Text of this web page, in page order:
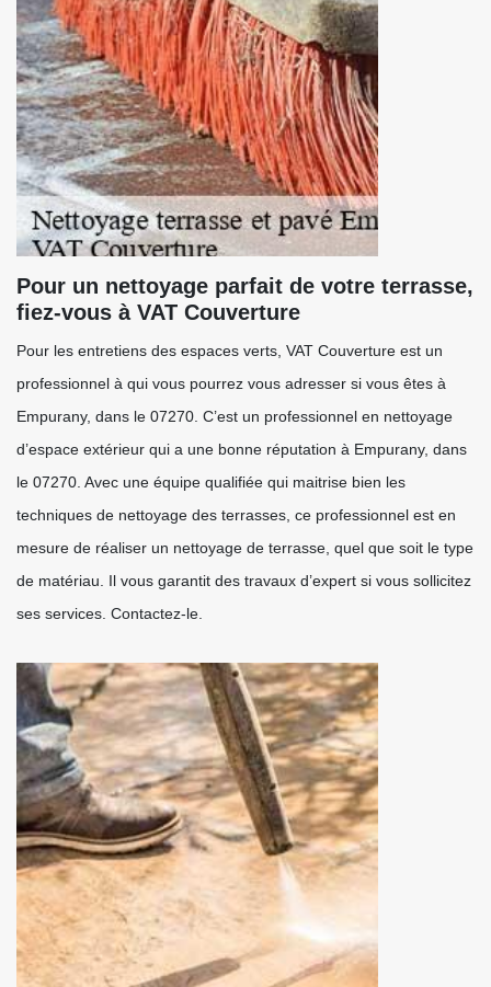
Pour un nettoyage parfait de votre terrasse,
fiez-vous à VAT Couverture
Pour les entretiens des espaces verts, VAT Couverture est un
professionnel à qui vous pourrez vous adresser si vous êtes à
Empurany, dans le 07270. C’est un professionnel en nettoyage
d’espace extérieur qui a une bonne réputation à Empurany, dans
le 07270. Avec une équipe qualifiée qui maitrise bien les
techniques de nettoyage des terrasses, ce professionnel est en
mesure de réaliser un nettoyage de terrasse, quel que soit le type
de matériau. Il vous garantit des travaux d’expert si vous sollicitez
ses services. Contactez-le.